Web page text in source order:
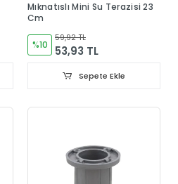
Mıknatıslı Mini Su Terazisi 23
Cm
%10
59,92 TL
53,93 TL
Sepete Ekle